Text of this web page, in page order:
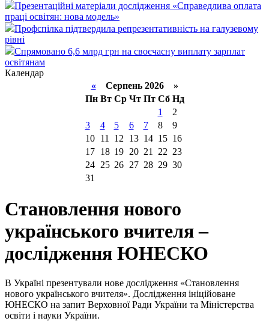
Презентаційні матеріали дослідження «Справедлива оплата
праці освітян: нова модель»
Профспілка підтвердила репрезентативність на галузевому
рівні
Спрямовано 6,6 млрд грн на своєчасну виплату зарплат
освітянам
Календар
«Серпень 2026 »
Пн Вт Ср Чт Пт Сб Нд
1
2
3
4 5 6 7 8
9
10
11 12 13 14 15 16
17
18 19 20 21 22 23
24
25 26 27 28 29 30
31
Становлення нового
українського вчителя –
дослідження ЮНЕСКО
В Україні презентували нове дослідження «Становлення
нового українського вчителя». Дослідження ініційоване
ЮНЕСКО на запит Верховної Ради України та Міністерства
освіти і науки України.